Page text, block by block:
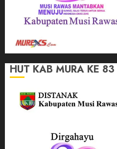
HUT KAB MURA KE 83